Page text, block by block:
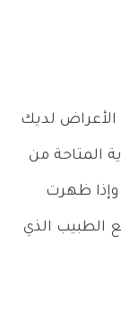
الأعراض لديك
المتاحة من
ظهرت
الطبيب الذي